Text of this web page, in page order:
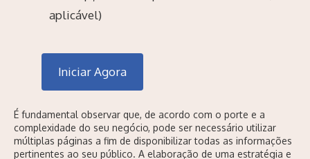
aplicável)
Iniciar Agora
É fundamental observar que, de acordo com o porte e a
complexidade do seu negócio, pode ser necessário utilizar
múltiplas páginas a fim de disponibilizar todas as informações
pertinentes ao seu público. A elaboração de uma estratégia e